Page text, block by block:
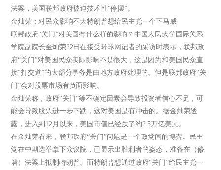
法案，美国联邦政府被迫技术性“停摆”。
金灿荣：对民众影响不大特朗普想给民主党一个下马威
联邦政府“关门”对美国有什么样的影响？中国人民大学国际关系
学院副院长金灿荣22日在接受环球网记者的采访时表示，联邦政
府“关门”对美国民众实际影响不是很大，这是因为和美国民众直
接“打交道”的大部分事务是由地方政府处理的。但是联邦政府“关
门”会对股票市场有负面影响。
金灿荣称，政府“关门”等不确定因素会导致投资者信心不足，可
能会导致股票进一步下跌，这对美国是有冲击的。据金灿荣透
露，进入到12月以来，美国市值已经跌了约2.5万亿美元。
在金灿荣看来，联邦政府“关门”问题是一个政党间的博弈。民主
党在中期选举拿下众议院，已显示出胜利者的姿态，准备在（修
墙）法案上抵制特朗普。而特朗普想通过政府“关门”给民主党一